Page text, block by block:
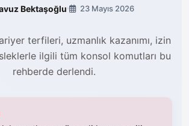
Bektaşoğlu 23 Mayıs 2026
terfileri, uzmanlık kazanımı, izin
ilgili tüm konsol komutları bu
rehberde derlendi.